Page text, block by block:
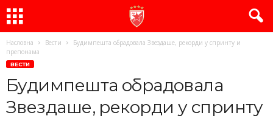
Насловна Вести
Будимпешта обрадовала Звездаше, рекорди у спринту и
препонама
ВЕСТИ
Будимпешта обрадовала
Звездаше, рекорди у спринту